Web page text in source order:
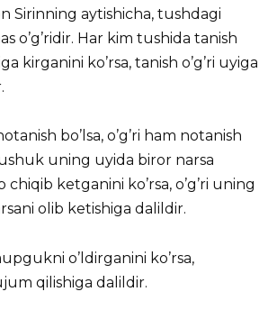
Sirinning aytishicha, tushdagi
o’g’ridir. Har kim tushida tanish
kirganini ko’rsa, tanish o’g’ri uyiga
bo’lsa, o’g’ri ham notanish
uning uyida biror narsa
ketganini ko’rsa, o’g’ri uning
olib ketishiga dalildir.
o’ldirganini ko’rsa,
qilishiga dalildir.